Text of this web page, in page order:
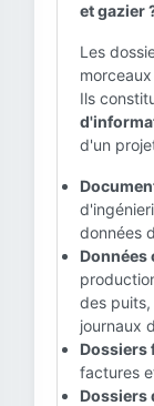
et gazier
Les
Ils
d'un
données
Données
des
journaux
Dossiers
factures
Dossiers